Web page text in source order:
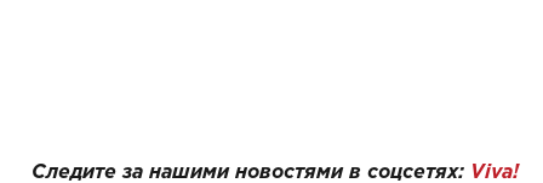
Следите за нашими новостями в соцсетях: Viva!